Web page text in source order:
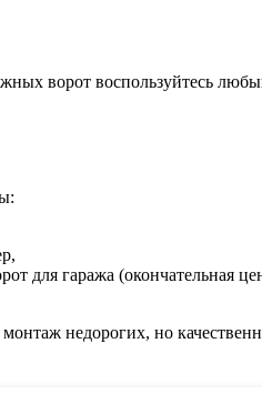
ворот воспользуйтесь
гаража (окончательная
недорогих, но